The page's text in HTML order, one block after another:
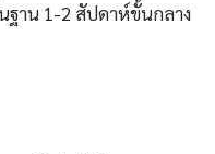
าน 1-2 สัปดาห์ขั้นกลาง